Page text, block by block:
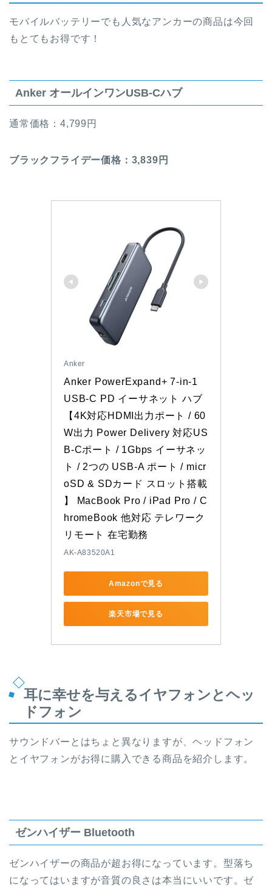
モバイルバッテリーでも人気なアンカーの商品は今回
もとてもお得です！
Anker オールインワンUSB-Cハブ
通常価格：4,799円
ブラックフライデー価格：3,839円
Anker
Anker PowerExpand+ 7-in-1
USB-C PD イーサネット ハブ
【4K対応HDMI出力ポート / 60
W出力 Power Delivery 対応US
B-Cポート / 1Gbps イーサネッ
ト / 2つの USB-A ポート / micr
oSD & SDカード スロット搭載
】 MacBook Pro / iPad Pro / C
hromeBook 他対応 テレワーク
リモート 在宅勤務
AK-A83520A1
Amazonで見る
楽天市場で見る
耳に幸せを与えるイヤフォンとヘッ
ドフォン
サウンドバーとはちょと異なりますが、ヘッドフォン
とイヤフォンがお得に購入できる商品を紹介します。
ゼンハイザー Bluetooth
ゼンハイザーの商品が超お得になっています。型落ち
になってはいますが音質の良さは本当にいいです。ゼ